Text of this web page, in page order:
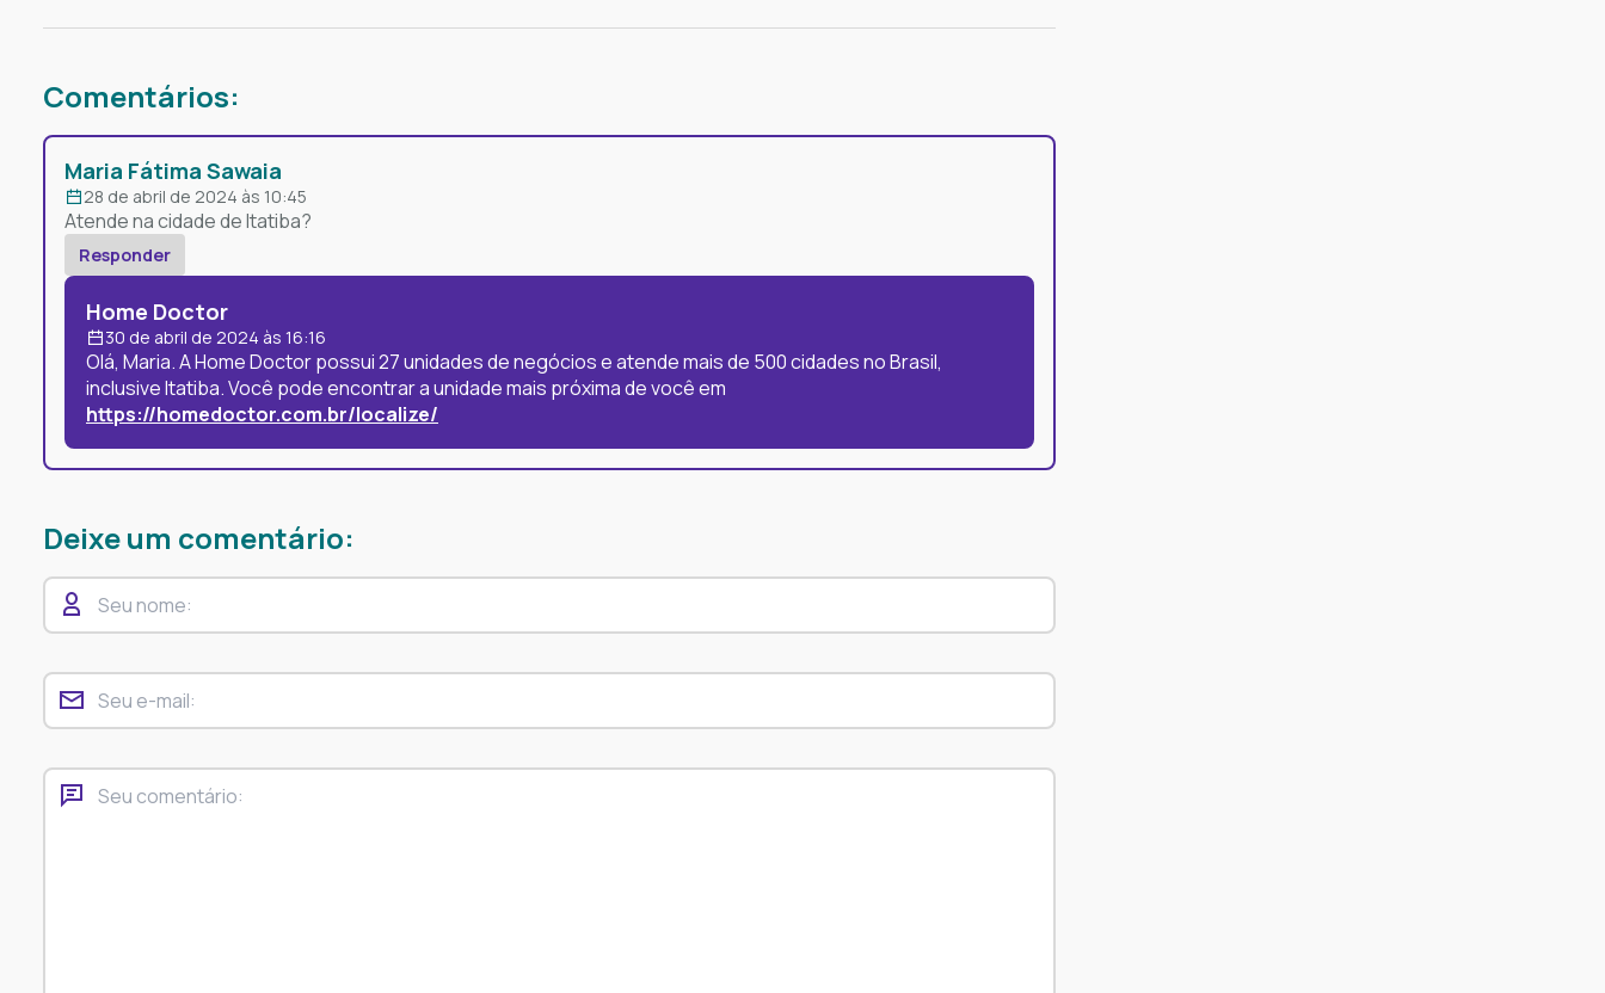
Comentários:
Maria Fátima Sawaia
28 de abril de 2024 às 10:45
Atende na cidade de Itatiba?
Responder
Home Doctor
30 de abril de 2024 às 16:16
Olá, Maria. A Home Doctor possui 27 unidades de negócios e atende mais de 500 cidades no Brasil,
inclusive Itatiba. Você pode encontrar a unidade mais próxima de você em
https://homedoctor.com.br/localize/
Deixe um comentário: